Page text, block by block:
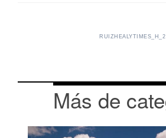
RUIZHEALYTIMES_H_2
Más de